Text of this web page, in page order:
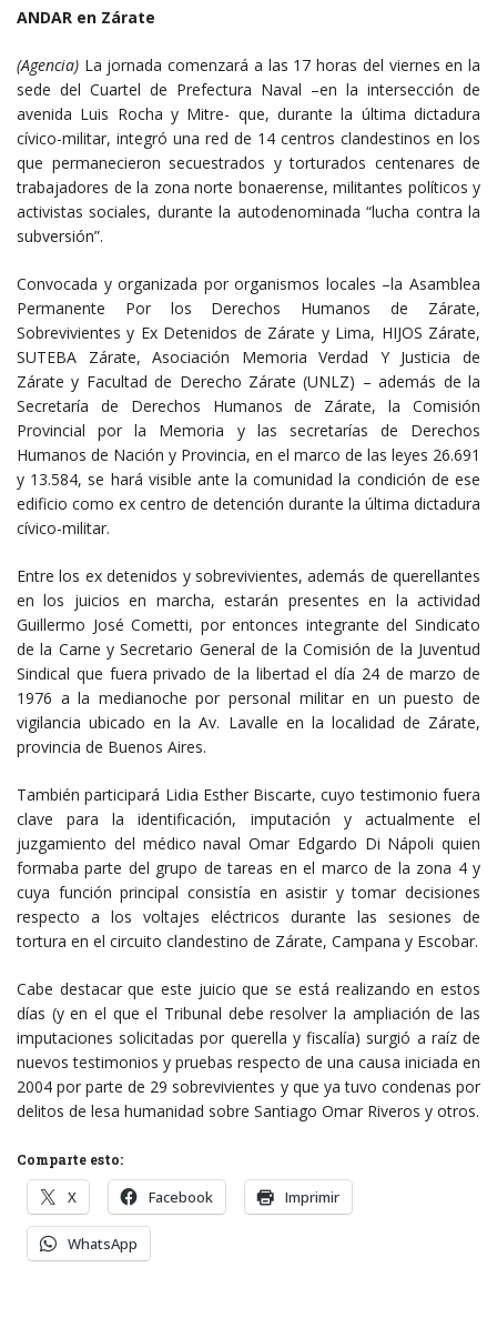
ANDAR en Zárate
(Agencia) La jornada comenzará a las 17 horas del viernes en la
sede del Cuartel de Prefectura Naval –en la intersección de
avenida Luis Rocha y Mitre- que, durante la última dictadura
cívico-militar, integró una red de 14 centros clandestinos en los
que permanecieron secuestrados y torturados centenares de
trabajadores de la zona norte bonaerense, militantes políticos y
activistas sociales, durante la autodenominada “lucha contra la
subversión”.
Convocada y organizada por organismos locales –la Asamblea
Permanente Por los Derechos Humanos de Zárate,
Sobrevivientes y Ex Detenidos de Zárate y Lima, HIJOS Zárate,
SUTEBA Zárate, Asociación Memoria Verdad Y Justicia de
Zárate y Facultad de Derecho Zárate (UNLZ) – además de la
Secretaría de Derechos Humanos de Zárate, la Comisión
Provincial por la Memoria y las secretarías de Derechos
Humanos de Nación y Provincia, en el marco de las leyes 26.691
y 13.584, se hará visible ante la comunidad la condición de ese
edificio como ex centro de detención durante la última dictadura
cívico-militar.
Entre los ex detenidos y sobrevivientes, además de querellantes
en los juicios en marcha, estarán presentes en la actividad
Guillermo José Cometti, por entonces integrante del Sindicato
de la Carne y Secretario General de la Comisión de la Juventud
Sindical que fuera privado de la libertad el día 24 de marzo de
1976 a la medianoche por personal militar en un puesto de
vigilancia ubicado en la Av. Lavalle en la localidad de Zárate,
provincia de Buenos Aires.
También participará Lidia Esther Biscarte, cuyo testimonio fuera
clave para la identificación, imputación y actualmente el
juzgamiento del médico naval Omar Edgardo Di Nápoli quien
formaba parte del grupo de tareas en el marco de la zona 4 y
cuya función principal consistía en asistir y tomar decisiones
respecto a los voltajes eléctricos durante las sesiones de
tortura en el circuito clandestino de Zárate, Campana y Escobar.
Cabe destacar que este juicio que se está realizando en estos
días (y en el que el Tribunal debe resolver la ampliación de las
imputaciones solicitadas por querella y fiscalía) surgió a raíz de
nuevos testimonios y pruebas respecto de una causa iniciada en
2004 por parte de 29 sobrevivientes y que ya tuvo condenas por
delitos de lesa humanidad sobre Santiago Omar Riveros y otros.
Comparte esto:
X Facebook Imprimir
WhatsApp